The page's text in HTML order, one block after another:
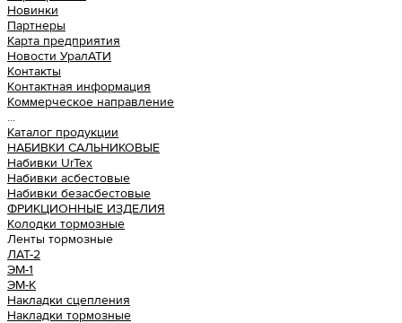
Новинки
Партнеры
Карта предприятия
Новости УралАТИ
Контакты
Контактная информация
Коммерческое направление
...
Каталог продукции
НАБИВКИ САЛЬНИКОВЫЕ
Набивки UrTex
Набивки асбестовые
Набивки безасбестовые
ФРИКЦИОННЫЕ ИЗДЕЛИЯ
Колодки тормозные
Ленты тормозные
ЛАТ-2
ЭМ-1
ЭМ-К
Накладки сцепления
Накладки тормозные